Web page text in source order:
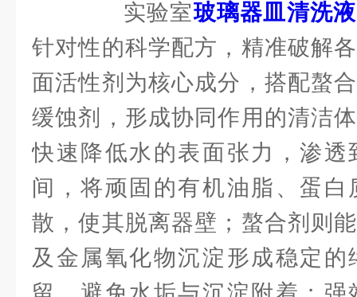
实验室玻璃器皿清洗液
针对性的科学配方，精准破解
面活性剂为核心成分，搭配螯
缓蚀剂，形成协同作用的清洁
快速降低水的表面张力，渗透
间，将顽固的有机油脂、蛋
散，使其脱离器壁；螯合剂则
及金属氧化物沉淀形成稳定